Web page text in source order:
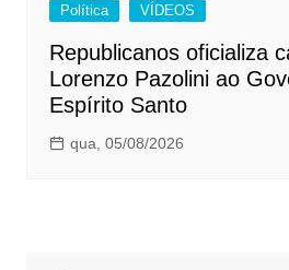
Política
VÍDEOS
Republicanos oficializa
Lorenzo Pazolini ao
Espírito Santo
qua, 05/08/2026